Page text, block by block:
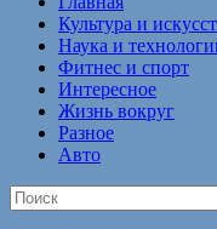
Культура и
Наука и
Фитнес и спорт
Интересное
Жизнь вокруг
Разное
Авто